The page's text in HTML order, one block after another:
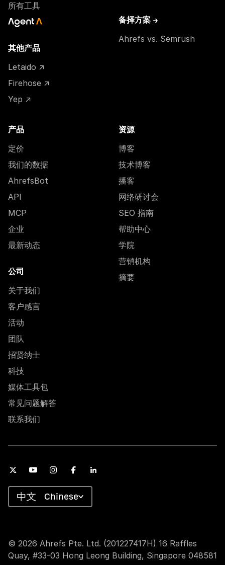
所有工具
其他产品
Letaido ↗
Firehose ↗
Yep ↗
备择方案 →
Ahrefs vs. Semrush
产品
定价
我们的数据
AhrefsBot
API
MCP
企业
最新动态
公司
关于我们
客户感言
活动
团队
招贤纳士
科技
媒体工具包
常见问题解答
联系我们
资源
博客
技术博客
播客
网络研讨会
SEO 指南
帮助中心
学院
营销机构
摘要
© 2026 Ahrefs Pte. Ltd. (201227417H) 16 Raffles
Quay, #33-03 Hong Leong Building, Singapore 048581
Chinese